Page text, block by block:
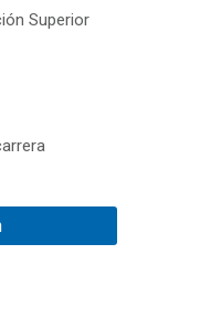
Superior